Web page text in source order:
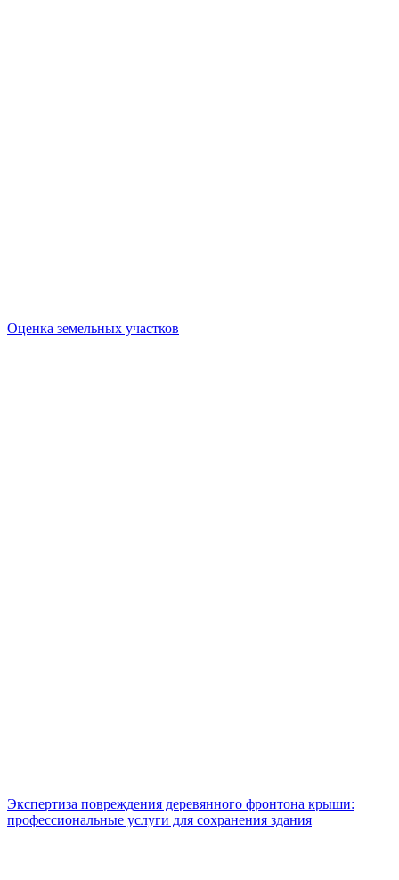
Оценка земельных участков
Экспертиза повреждения деревянного фронтона крыши:
профессиональные услуги для сохранения здания